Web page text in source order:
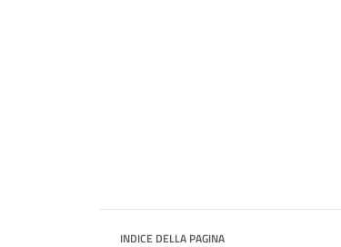
INDICE DELLA PAGINA